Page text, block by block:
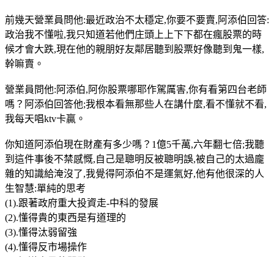
前幾天營業員問他:最近政治不太穩定,你要不要賣,阿添伯回答:
政治我不懂啦,我只知道若他們庄頭上上下下都在瘋股票的時
候才會大跌,現在他的親朋好友鄰居聽到股票好像聽到鬼一樣,
幹嘛賣。
營業員問他:阿添伯,阿你股票哪耶作駕厲害,你有看第四台老師
嗎？阿添伯回答他;我根本看無那些人在講什麼,看不懂就不看,
我每天唱ktv卡贏。
你知道阿添伯現在財產有多少嗎？1億5千萬,六年翻七倍;我聽
到這件事後不禁感慨,自己是聰明反被聰明誤,被自己的太過龐
雜的知識給淹沒了,我覺得阿添伯不是運氣好,他有他很深的人
生智慧:單純的思考
(1).跟著政府重大投資走-中科的發展
(2).懂得貴的東西是有道理的
(3).懂得汰弱留強
(4).懂得反市場操作